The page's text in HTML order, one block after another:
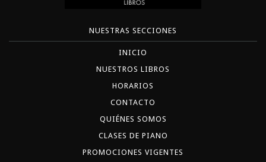
NUESTRAS SECCIONES
INICIO
NUESTROS LIBROS
HORARIOS
CONTACTO
QUIÉNES SOMOS
CLASES DE PIANO
PROMOCIONES VIGENTES